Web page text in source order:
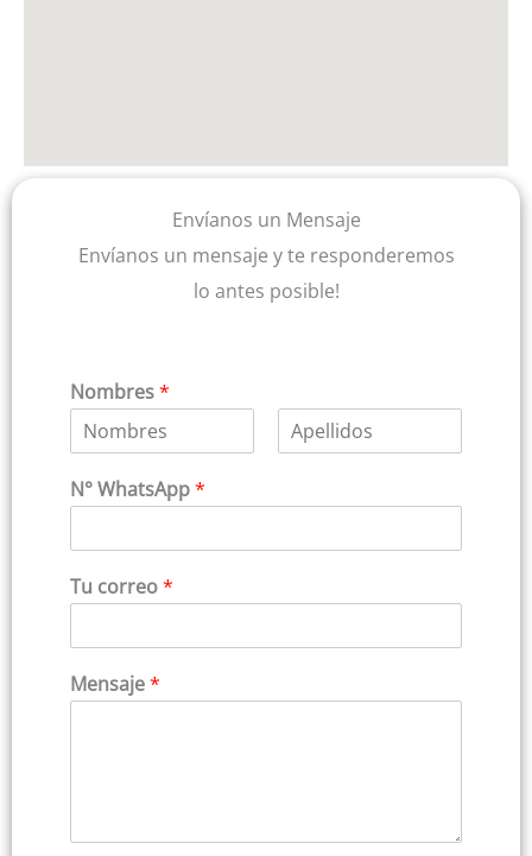
Envíanos un Mensaje
Envíanos un mensaje y te responderemos
lo antes posible!
Nombres*
o
m
e
i
N° WhatsApp*
Tu correo*
Mensaje*